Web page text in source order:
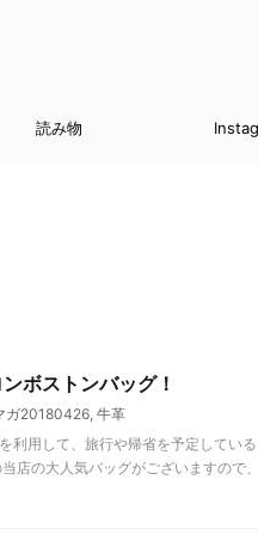
読み物
ボストンバッグ！
ガ20180426, 牛革
利用して、旅行や帰省を予定している
店の大人気バッグがございますので、